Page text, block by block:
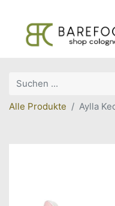
Alle Produkte Aylla